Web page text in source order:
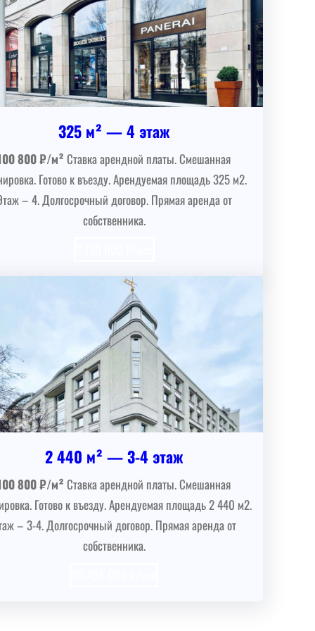
325 м² — 4 этаж
800 ₽/м² Ставка арендной платы. Смешанная
Готово к въезду. Арендуемая площадь 325 м2.
– 4. Долгосрочный договор. Прямая аренда от
собственника.
2 440 м² — 3-4 этаж
800 ₽/м² Ставка арендной платы. Смешанная
Готово к въезду. Арендуемая площадь 2 440 м2.
– 3-4. Долгосрочный договор. Прямая аренда от
собственника.